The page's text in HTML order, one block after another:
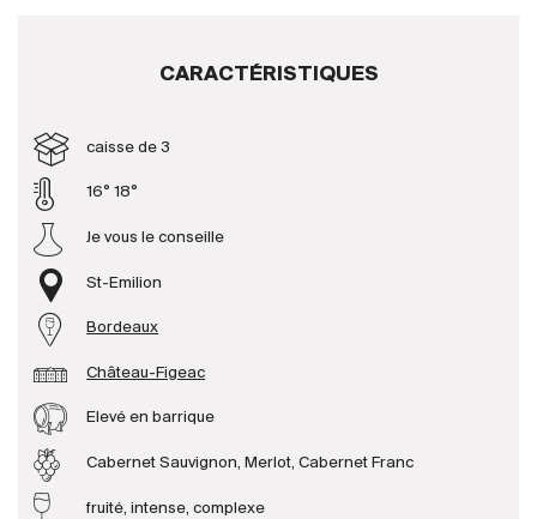
Aller à
L'entreprise
Actualités
E-Catalogue
Conditions générales
CARACTÉRISTIQUES
caisse de 3
16° 18°
Je vous le conseille
St-Emilion
Bordeaux
Château-Figeac
Elevé en barrique
Cabernet Sauvignon, Merlot, Cabernet Franc
fruité, intense, complexe